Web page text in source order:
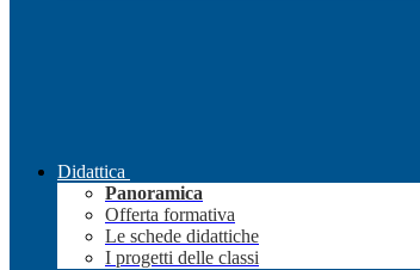
Didattica
Panoramica
Offerta formativa
Le schede didattiche
I progetti delle classi